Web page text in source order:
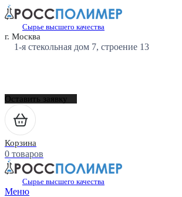
Сырье высшего качества
г. Москва
1-я стекольная дом 7, строение 13
Оставить заявку
Корзина
0 товаров
Сырье высшего качества
Меню